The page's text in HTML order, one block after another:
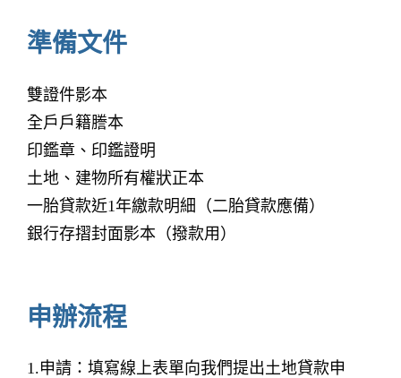
準備文件
雙證件影本
全戶戶籍謄本
印鑑章、印鑑證明
土地、建物所有權狀正本
一胎貸款近1年繳款明細（二胎貸款應備）
銀行存摺封面影本（撥款用）
申辦流程
1.申請：填寫線上表單向我們提出土地貸款申